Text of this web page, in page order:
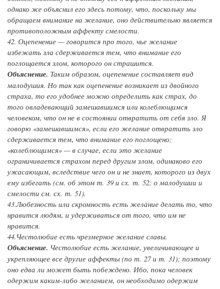
однако же объяснил его здесь потому, что, поскольку мы
обращаем внимание на желание, оно действительно является
противоположным аффекту смелости.
42. Оцепенение — говорится про того, чье желание
избежать зла сдерживается тем, что внимание его
поглощается злом, которого он страшится.
Объяснение. Таким образом, оцепенение составляет вид
малодушия. Но так как оцепенение возникает из двойного
страха, то его удобнее можно определить как страх, до
того овладевающий замешавшимся или колеблющимся
человеком, что он не в состоянии отвратить от себя зло. Я
говорю «замешавшимся», если его желание отвратить зло
сдерживается тем, что внимание его поглощено;
«колеблющимся» — в случае, если это желание
ограничивается страхом перед другим злом, одинаково его
ужасающим, вследствие чего он и не знает, которого из двух
ему избегать (см. об этом т. 39 и сх. т. 52; о малодушии и
смелости см. сх. т. 51).
43.Любезность или скромность есть желание делать то, что
нравится людям, и удерживаться от того, что им не
нравится.
44.Честолюбие есть чрезмерное желание славы.
Объяснение. Честолюбие есть желание, увеличивающее и
укрепляющее все другие аффекты (по т. 27 и т. 31); поэтому
оно едва ли может быть побеждено. Ибо, пока человек
одержим каким-либо желанием, он необходимо одержим